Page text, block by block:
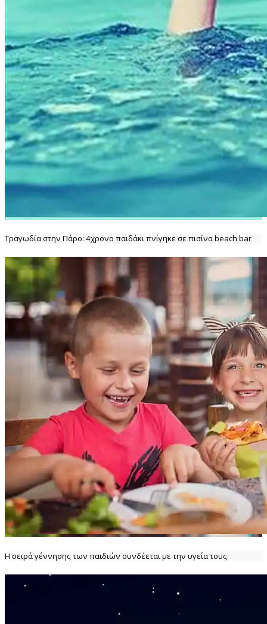
Τραγωδία στην Πάρο: 4χρονο παιδάκι πνίγηκε σε πισίνα beach bar
Η σειρά γέννησης των παιδιών συνδέεται με την υγεία τους